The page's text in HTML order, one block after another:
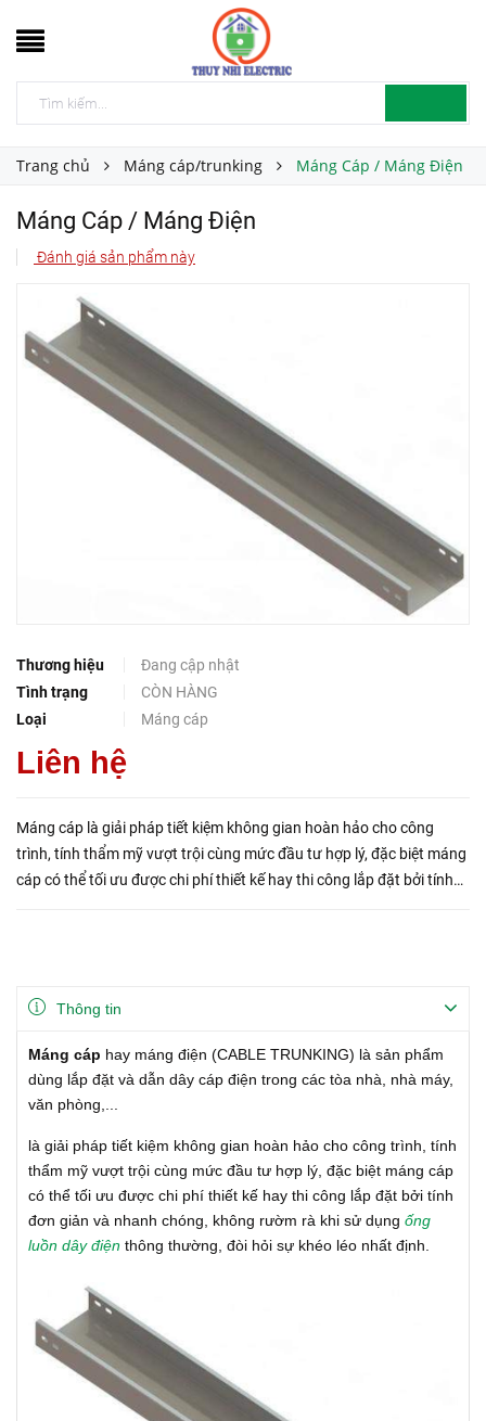
Trang chủ Máng cáp/trunking Máng Cáp / Máng Điện
Máng Cáp / Máng Điện
Đánh giá sản phẩm này
Thương hiệu
Đang cập nhật
Tình trạng
CÒN HÀNG
Loại
Máng cáp
Liên hệ
Máng cáp là giải pháp tiết kiệm không gian hoàn hảo cho công
trình, tính thẩm mỹ vượt trội cùng mức đầu tư hợp lý, đặc biệt máng
cáp có thể tối ưu được chi phí thiết kế hay thi công lắp đặt bởi tính
Thông tin
Máng cáp hay máng điện (CABLE TRUNKING) là sản phẩm
dùng lắp đặt và dẫn dây cáp điện trong các tòa nhà, nhà máy,
văn phòng,...
là giải pháp tiết kiệm không gian hoàn hảo cho công trình, tính
thẩm mỹ vượt trội cùng mức đầu tư hợp lý, đặc biệt máng cáp
có thể tối ưu được chi phí thiết kế hay thi công lắp đặt bởi tính
đơn giản và nhanh chóng, không rườm rà khi sử dụng ống
luồn dây điện thông thường, đòi hỏi sự khéo léo nhất định.